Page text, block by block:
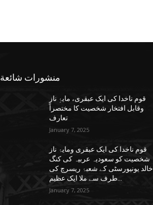
منشورات شائعة
قوم ناخدا کی ایک عبقری، مایۂِ ناز
وقابل افتخار شخصیت کا مختصراً
تعارف
January 7, 2025
قوم ناخدا کی ایک عبقری ومایۂ ناز
شخصیت کو سعودیہ عربیہ کی کنگ
خالد یونیورسٹی کے شعبۂ ریسرچ کی
January 7, 2025